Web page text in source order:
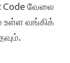
Code வேலை
உள்ள வங்கிக்